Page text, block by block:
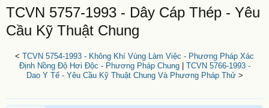
TCVN 5757-1993 - Dây Cáp Thép - Yêu
Cầu Kỹ Thuật Chung
< TCVN 5754-1993 - Không Khí Vùng Làm Việc - Phương Pháp Xác
Định Nồng Độ Hơi Độc - Phương Pháp Chung| TCVN 5766-1993 -
Dao Y Tế - Yêu Cầu Kỹ Thuật Chung Và Phương Pháp Thử>